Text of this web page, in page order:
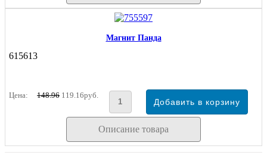
Магнит Панда
615613
Цена: 148.96 119.16руб.
Описание товара